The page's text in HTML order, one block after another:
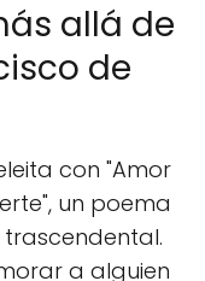
allá de
de
con "Amor
un poema
a alguien